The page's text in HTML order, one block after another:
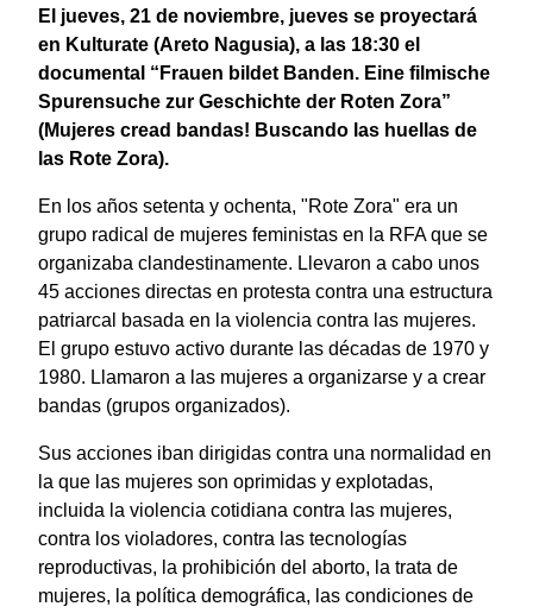
El jueves, 21 de noviembre, jueves se proyectará
en Kulturate (Areto Nagusia), a las 18:30 el
documental “Frauen bildet Banden. Eine filmische
Spurensuche zur Geschichte der Roten Zora”
(Mujeres cread bandas! Buscando las huellas de
las Rote Zora).
En los años setenta y ochenta, "Rote Zora" era un
grupo radical de mujeres feministas en la RFA que se
organizaba clandestinamente. Llevaron a cabo unos
45 acciones directas en protesta contra una estructura
patriarcal basada en la violencia contra las mujeres.
El grupo estuvo activo durante las décadas de 1970 y
1980. Llamaron a las mujeres a organizarse y a crear
bandas (grupos organizados).
Sus acciones iban dirigidas contra una normalidad en
la que las mujeres son oprimidas y explotadas,
incluida la violencia cotidiana contra las mujeres,
contra los violadores, contra las tecnologías
reproductivas, la prohibición del aborto, la trata de
mujeres, la política demográfica, las condiciones de